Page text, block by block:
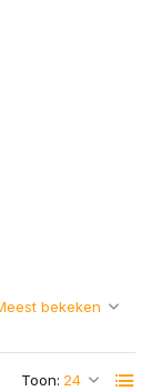
Toon: